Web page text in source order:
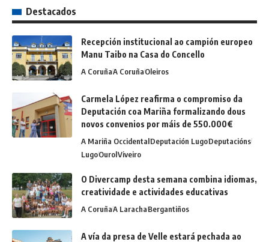
Destacados
Recepción institucional ao campión europeo
Manu Taibo na Casa do Concello
A CoruñaA CoruñaOleiros
Carmela López reafirma o compromiso da
Deputación coa Mariña formalizando dous
novos convenios por máis de 550.000€
A Mariña OccidentalDeputación LugoDeputacións
LugoOurolViveiro
O Divercamp desta semana combina idiomas,
creatividade e actividades educativas
A CoruñaA LarachaBergantiños
A vía da presa de Velle estará pechada ao